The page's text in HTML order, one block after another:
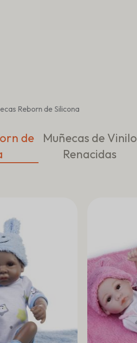
Reborn de Silicona
de
Muñecas de Vinilo
Renacidas